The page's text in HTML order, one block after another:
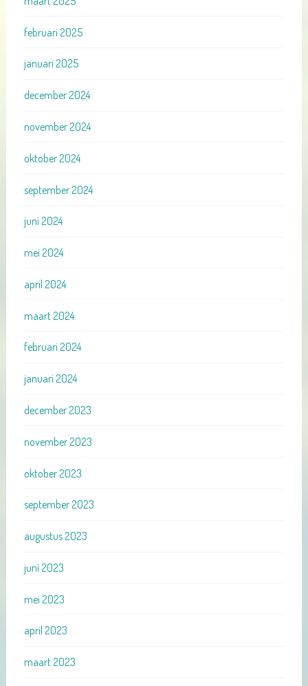
februari 2025
januari 2025
december 2024
november 2024
oktober 2024
september 2024
juni 2024
mei 2024
april 2024
maart 2024
februari 2024
januari 2024
december 2023
november 2023
oktober 2023
september 2023
augustus 2023
juni 2023
mei 2023
april 2023
maart 2023